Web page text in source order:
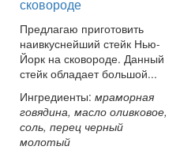
сковороде
Предлагаю приготовить
наивкуснейший стейк Нью-
Йорк на сковороде. Данный
стейк обладает большой...
Ингредиенты: мраморная
говядина, масло оливковое,
соль, перец черный
молотый